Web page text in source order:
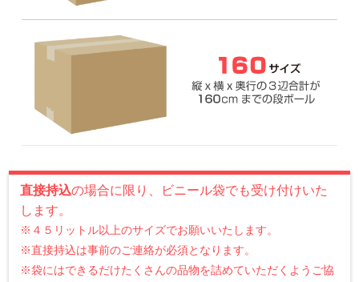
直接持込の場合に限り、ビニール袋でも受け付けいた
します。
※４５リットル以上のサイズでお願いいたします。
※直接持込は事前のご連絡が必須となります。
※袋にはできるだけたくさんの品物を詰めていただくようご協